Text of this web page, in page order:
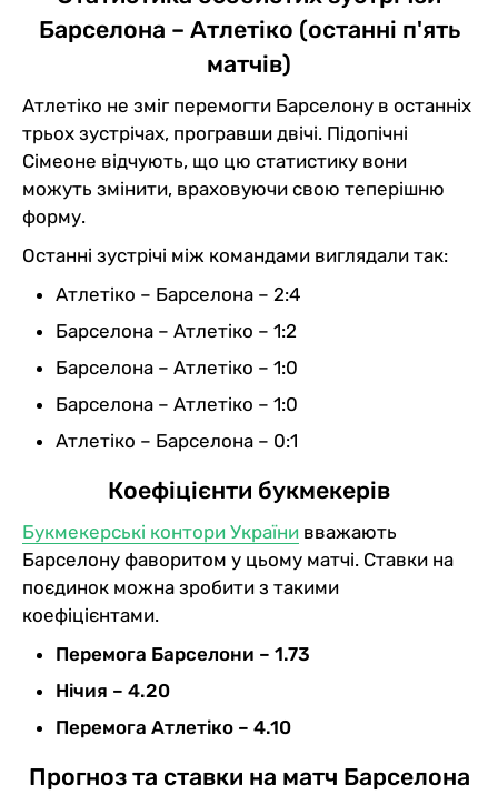
Барселона – Атлетіко (останні п'ять
матчів)
Атлетіко не зміг перемогти Барселону в останніх
трьох зустрічах, програвши двічі. Підопічні
Сімеоне відчують, що цю статистику вони
можуть змінити, враховуючи свою теперішню
форму.
Останні зустрічі між командами виглядали так:
Атлетіко – Барселона – 2:4
Барселона – Атлетіко – 1:2
Барселона – Атлетіко – 1:0
Барселона – Атлетіко – 1:0
Атлетіко – Барселона – 0:1
Коефіцієнти букмекерів
Букмекерські контори України вважають
Барселону фаворитом у цьому матчі. Ставки на
поєдинок можна зробити з такими
коефіцієнтами.
Перемога Барселони – 1.73
Нічия – 4.20
Перемога Атлетіко – 4.10
Прогноз та ставки на матч Барселона